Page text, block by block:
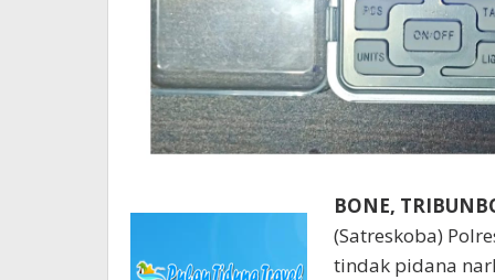
BONE,
(Satreskoba)
tindak pidana